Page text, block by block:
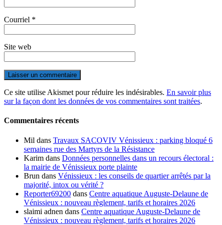
Courriel *
Site web
Ce site utilise Akismet pour réduire les indésirables. En savoir plus
sur la façon dont les données de vos commentaires sont traitées.
Commentaires récents
Mil dans Travaux SACOVIV Vénissieux : parking bloqué 6
semaines rue des Martyrs de la Résistance
Karim dans Données personnelles dans un recours électoral :
la mairie de Vénissieux porte plainte
Brun dans Vénissieux : les conseils de quartier arrêtés par la
majorité, intox ou vérité ?
Reporter69200 dans Centre aquatique Auguste-Delaune de
Vénissieux : nouveau règlement, tarifs et horaires 2026
slaimi adnen dans Centre aquatique Auguste-Delaune de
Vénissieux : nouveau règlement, tarifs et horaires 2026